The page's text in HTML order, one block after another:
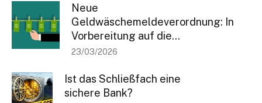
Neue
Geldwäschemeldeverordnung: In
Vorbereitung auf die...
23/03/2026
Ist das Schließfach eine
sichere Bank?